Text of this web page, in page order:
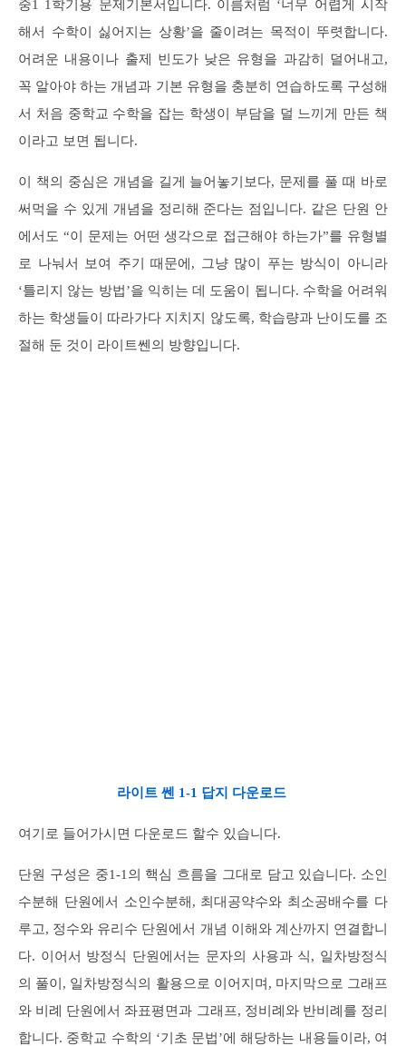
중1 1학기용 문제기본서입니다. 이름처럼 ‘너무 어렵게 시작
해서 수학이 싫어지는 상황’을 줄이려는 목적이 뚜렷합니다.
어려운 내용이나 출제 빈도가 낮은 유형을 과감히 덜어내고,
꼭 알아야 하는 개념과 기본 유형을 충분히 연습하도록 구성해
서 처음 중학교 수학을 잡는 학생이 부담을 덜 느끼게 만든 책
이라고 보면 됩니다.
이 책의 중심은 개념을 길게 늘어놓기보다, 문제를 풀 때 바로
써먹을 수 있게 개념을 정리해 준다는 점입니다. 같은 단원 안
에서도 “이 문제는 어떤 생각으로 접근해야 하는가”를 유형별
로 나눠서 보여 주기 때문에, 그냥 많이 푸는 방식이 아니라
‘틀리지 않는 방법’을 익히는 데 도움이 됩니다. 수학을 어려워
하는 학생들이 따라가다 지치지 않도록, 학습량과 난이도를 조
절해 둔 것이 라이트쎈의 방향입니다.
라이트 쎈 1-1 답지 다운로드
여기로 들어가시면 다운로드 할수 있습니다.
단원 구성은 중1-1의 핵심 흐름을 그대로 담고 있습니다. 소인
수분해 단원에서 소인수분해, 최대공약수와 최소공배수를 다
루고, 정수와 유리수 단원에서 개념 이해와 계산까지 연결합니
다. 이어서 방정식 단원에서는 문자의 사용과 식, 일차방정식
의 풀이, 일차방정식의 활용으로 이어지며, 마지막으로 그래프
와 비례 단원에서 좌표평면과 그래프, 정비례와 반비례를 정리
합니다. 중학교 수학의 ‘기초 문법’에 해당하는 내용들이라, 여